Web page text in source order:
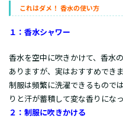
これはダメ！ 香水の使い方
１：香水シャワー
香水を空中に吹きかけて、香水
ありますが、実はおすすめできま
制服は頻繁に洗濯できるもので
りと汗が蓄積して変な香りにな
２：制服に吹きかける